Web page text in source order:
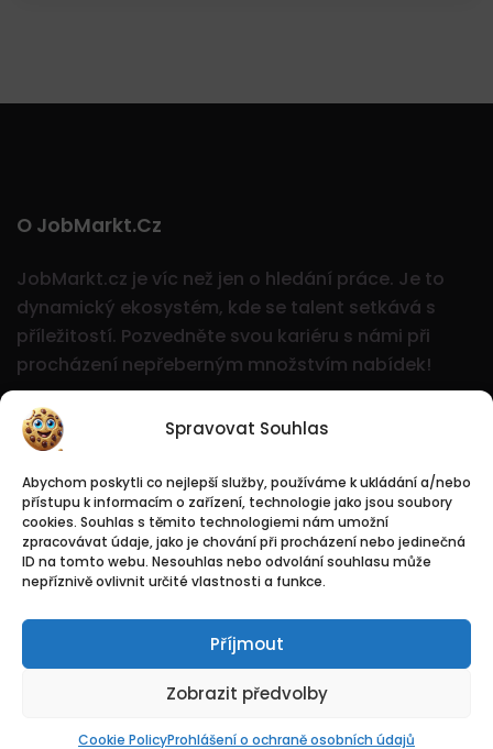
Spravovat Souhlas
Abychom poskytli co nejlepší služby, používáme k ukládání a/nebo
přístupu k informacím o zařízení, technologie jako jsou soubory
cookies. Souhlas s těmito technologiemi nám umožní
zpracovávat údaje, jako je chování při procházení nebo jedinečná
ID na tomto webu. Nesouhlas nebo odvolání souhlasu může
nepříznivě ovlivnit určité vlastnosti a funkce.
Příjmout
Zobrazit předvolby
Cookie PolicyProhlášení o ochraně osobních údajů
O JobMarkt.cz
JobMarkt.cz je víc než jen o hledání práce. Je to
dynamický ekosystém, kde se talent setkává s
příležitostí. Pozvedněte svou kariéru s námi při
procházení nepřeberným množstvím nabídek!
Logo Jobmarkt.cz ® je registrovaná ochranná
známka.